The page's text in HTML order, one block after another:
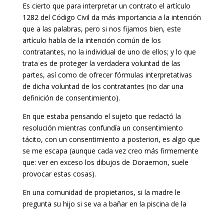
Es cierto que para interpretar un contrato el artículo
1282 del Código Civil da más importancia a la intención
que a las palabras, pero si nos fijamos bien, este
artículo habla de la intención común de los
contratantes, no la individual de uno de ellos; y lo que
trata es de proteger la verdadera voluntad de las
partes, así como de ofrecer fórmulas interpretativas
de dicha voluntad de los contratantes (no dar una
definición de consentimiento).
En que estaba pensando el sujeto que redactó la
resolución mientras confundía un consentimiento
tácito, con un consentimiento a posteriori, es algo que
se me escapa (aunque cada vez creo más firmemente
que: ver en exceso los dibujos de Doraemon, suele
provocar estas cosas).
En una comunidad de propietarios, si la madre le
pregunta su hijo si se va a bañar en la piscina de la